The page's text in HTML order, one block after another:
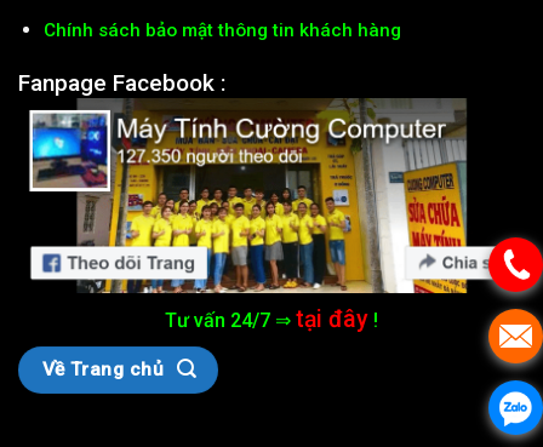
Chính sách bảo mật thông tin khách hàng
Fanpage Facebook :
Tư vấn 24/7 ⇒ tại đây !
Về Trang chủ